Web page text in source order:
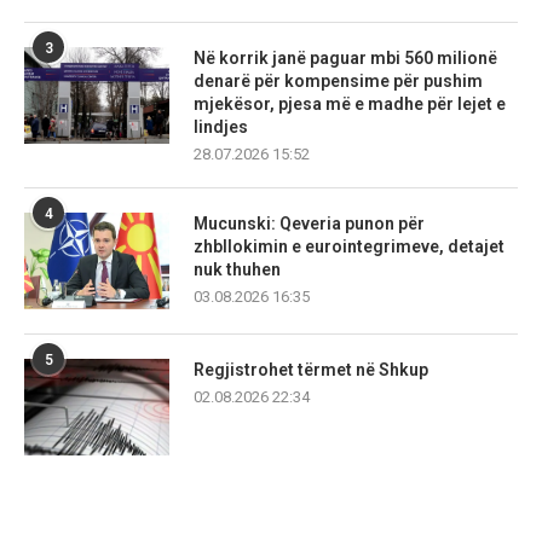
3
Në korrik janë paguar mbi 560 milionë
denarë për kompensime për pushim
mjekësor, pjesa më e madhe për lejet e
lindjes
28.07.2026 15:52
4
Mucunski: Qeveria punon për
zhbllokimin e eurointegrimeve, detajet
nuk thuhen
03.08.2026 16:35
5
Regjistrohet tërmet në Shkup
02.08.2026 22:34